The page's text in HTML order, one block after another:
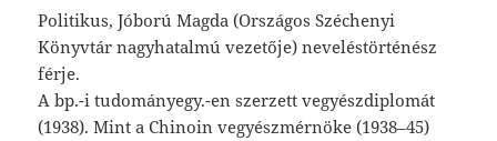
Politikus, Jóború Magda (Országos Széchenyi
Könyvtár nagyhatalmú vezetője) neveléstörténész
férje.
A bp.-i tudományegy.-en szerzett vegyészdiplomát
(1938). Mint a Chinoin vegyészmérnöke (1938–45)